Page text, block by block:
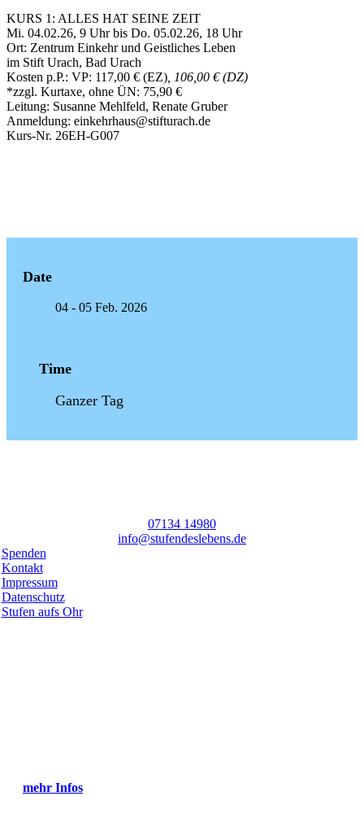
KURS 1: ALLES HAT SEINE ZEIT
Mi. 04.02.26, 9 Uhr bis Do. 05.02.26, 18 Uhr
Ort: Zentrum Einkehr und Geistliches Leben
im Stift Urach, Bad Urach
Kosten p.P.: VP: 117,00 € (EZ) , 106,00 € (DZ)
*zzgl. Kurtaxe, ohne ÜN: 75,90 €
Leitung: Susanne Mehlfeld, Renate Gruber
Anmeldung: einkehrhaus@stifturach.de
Kurs-Nr. 26EH-G007
Date
04 - 05 Feb. 2026
Time
Ganzer Tag
07134 14980
info@stufendeslebens.de
Spenden
Kontakt
Impressum
Datenschutz
Stufen aufs Ohr
mehr Infos